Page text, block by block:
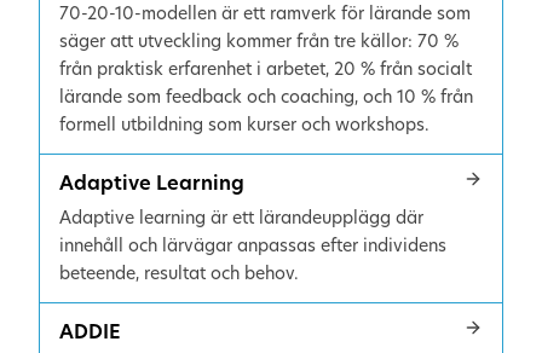
70-20-10-modellen är ett ramverk för lärande som
säger att utveckling kommer från tre källor: 70 %
från praktisk erfarenhet i arbetet, 20 % från socialt
lärande som feedback och coaching, och 10 % från
formell utbildning som kurser och workshops.
Adaptive Learning
Adaptive learning är ett lärandeupplägg där
innehåll och lärvägar anpassas efter individens
beteende, resultat och behov.
ADDIE